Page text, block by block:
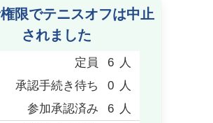
限でテニスオフは中止
されました
定員 6 人
承認手続き待ち 0 人
参加承認済み 6 人